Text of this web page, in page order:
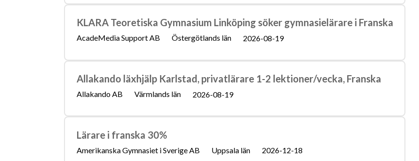
KLARA Teoretiska Gymnasium Linköping söker gymnasielärare i Franska
AcadeMedia Support AB Östergötlands län 2026-08-19
Allakando läxhjälp Karlstad, privatlärare 1-2 lektioner/vecka, Franska
Allakando AB Värmlands län 2026-08-19
Lärare i franska 30%
Amerikanska Gymnasiet i Sverige AB Uppsala län 2026-12-18